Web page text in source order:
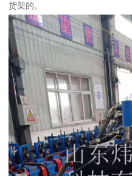
货架的。